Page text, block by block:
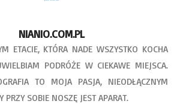
NIANIO.COM.PL
ETACIE, KTÓRA NADE WSZYSTKO KOCHA
PODRÓŻE W CIEKAWE MIEJSCA.
TO MOJA PASJA, NIEODŁĄCZNYM
PRZY SOBIE NOSZĘ JEST APARAT.